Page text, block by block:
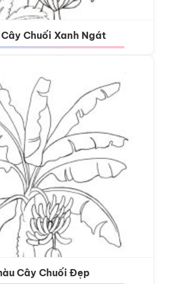
Cây Chuối Xanh Ngát
Cây Chuối Đẹp